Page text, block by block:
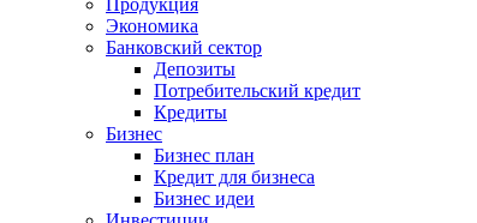
Продукция
Экономика
Банковский сектор
Депозиты
Потребительский кредит
Кредиты
Бизнес
Бизнес план
Кредит для бизнеса
Бизнес идеи